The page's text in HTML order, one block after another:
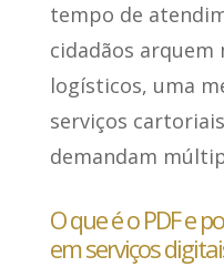
tempo de
cidadãos arquem
logísticos, uma
serviços cartoriais
demandam
O que é o PDF e
em serviços